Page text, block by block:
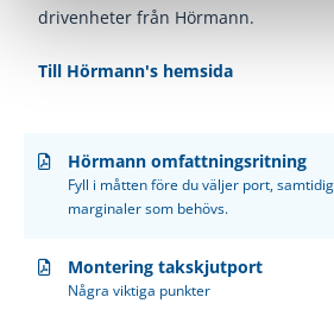
drivenheter från Hörmann.
Till Hörmann's hemsida
Hörmann omfattningsritning
Fyll i måtten före du väljer port,
marginaler som behövs.
Montering takskjutport
Några viktiga punkter